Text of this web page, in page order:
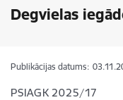
Degvielas
Publikācijas datums:
PSIAGK 2025/17